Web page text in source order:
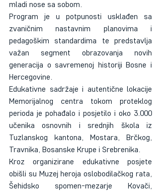
mladi nose sa sobom.
Program je u potpunosti usklađen sa
zvaničnim nastavnim planovima i
pedagoškim standardima te predstavlja
važan segment obrazovanja novih
generacija o savremenoj historiji Bosne i
Hercegovine.
Edukativne sadržaje i autentične lokacije
Memorijalnog centra tokom proteklog
perioda je pohađalo i posjetilo i oko 3.000
učenika osnovnih i srednjih škola iz
Tuzlanskog kantona, Mostara, Brčkog,
Travnika, Bosanske Krupe i Srebrenika.
Kroz organizirane edukativne posjete
obišli su Muzej heroja oslobodilačkog rata,
Šehidsko spomen-mezarje Kovači,